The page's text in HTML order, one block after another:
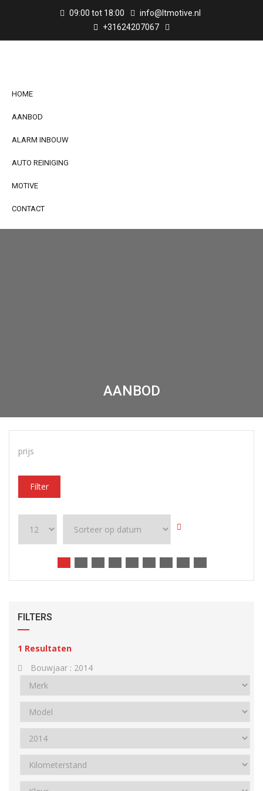
09:00 tot 18:00
info@ltmotive.nl
+31624207067
HOME
AANBOD
ALARM INBOUW
AUTO REINIGING
MOTIVE
CONTACT
AANBOD
prijs
Filter
FILTERS
1 Resultaten
Bouwjaar : 2014